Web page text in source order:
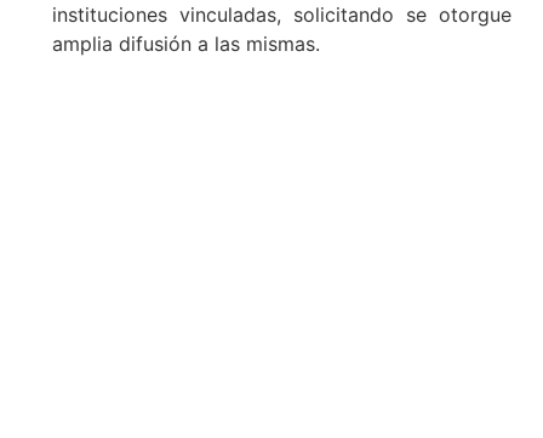
instituciones vinculadas, solicitando se otorgue
amplia difusión a las mismas.